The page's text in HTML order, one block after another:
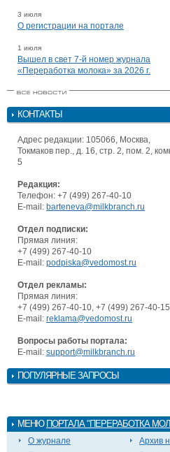
3 июля
О регистрации на портале
1 июля
Вышел в свет 7-й номер журнала
«Переработка молока» за 2026 г.
КОНТАКТЫ
Адрес редакции: 105066, Москва,
Токмаков пер., д. 16, стр. 2, пом. 2,
5
Редакция:
Телефон: +7 (499) 267-40-10
E-mail: barteneva@milkbranch.ru
Отдел подписки:
Прямая линия:
+7 (499) 267-40-10
E-mail: podpiska@vedomost.ru
Отдел рекламы:
Прямая линия:
+7 (499) 267-40-10, +7 (499) 267-40-15
E-mail: reklama@vedomost.ru
Вопросы работы портала:
E-mail: support@milkbranch.ru
ПОПУЛЯРНЫЕ ЗАПРОСЫ
МЕНЮ ПОРТАЛА "ПЕРЕРАБОТКА
О журнале
Архив